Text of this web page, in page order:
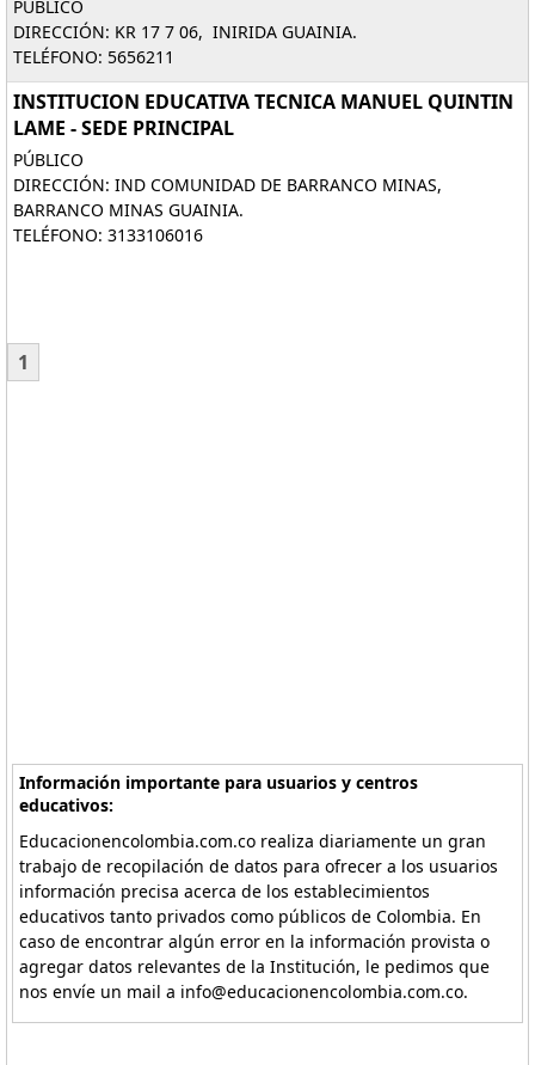
PÚBLICO
DIRECCIÓN: KR 17 7 06, INIRIDA GUAINIA.
TELÉFONO: 5656211
INSTITUCION EDUCATIVA TECNICA MANUEL QUINTIN
LAME - SEDE PRINCIPAL
PÚBLICO
DIRECCIÓN: IND COMUNIDAD DE BARRANCO MINAS,
BARRANCO MINAS GUAINIA.
TELÉFONO: 3133106016
1
Información importante para usuarios y centros
educativos:
Educacionencolombia.com.co realiza diariamente un gran
trabajo de recopilación de datos para ofrecer a los usuarios
información precisa acerca de los establecimientos
educativos tanto privados como públicos de Colombia. En
caso de encontrar algún error en la información provista o
agregar datos relevantes de la Institución, le pedimos que
nos envíe un mail a info@educacionencolombia.com.co.